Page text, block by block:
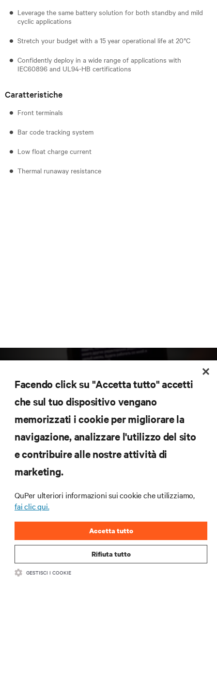
Leverage the same battery solution for both standby and mild
cyclic applications
Stretch your budget with a 15 year operational life at 20°C
Confidently deploy in a wide range of applications with
IEC60896 and UL94-HB certifications
Caratteristiche
Front terminals
Bar code tracking system
Low float charge current
Thermal runaway resistance
Iscriviti per scoprire le ultime tendenze
tecnologiche
Ricevi aggiornamenti regolari sugli argomenti più
importanti del settore, con le discussioni più recenti
e gli approfondimenti degli esperti sulla gestione di
Facendo click su "Accetta tutto" accetti
che sul tuo dispositivo vengano
memorizzati i cookie per migliorare la
navigazione, analizzare l'utilizzo del sito
e contribuire alle nostre attività di
marketing.
QuPer ulteriori informazioni sui cookie che utilizziamo,
fai clic qui.
Rifiuta tutto
Accetta tutto
GESTISCI I COOKIE